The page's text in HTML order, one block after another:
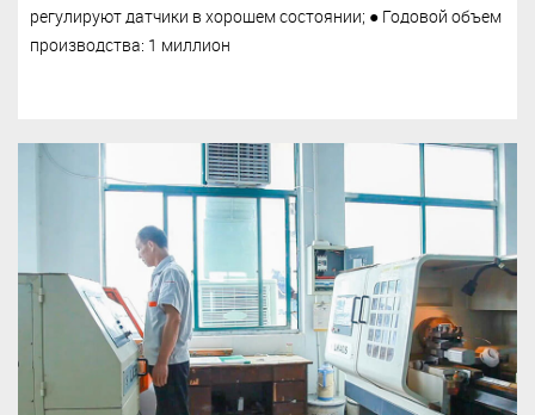
регулируют датчики в хорошем состоянии; ● Годовой объем
производства: 1 миллион